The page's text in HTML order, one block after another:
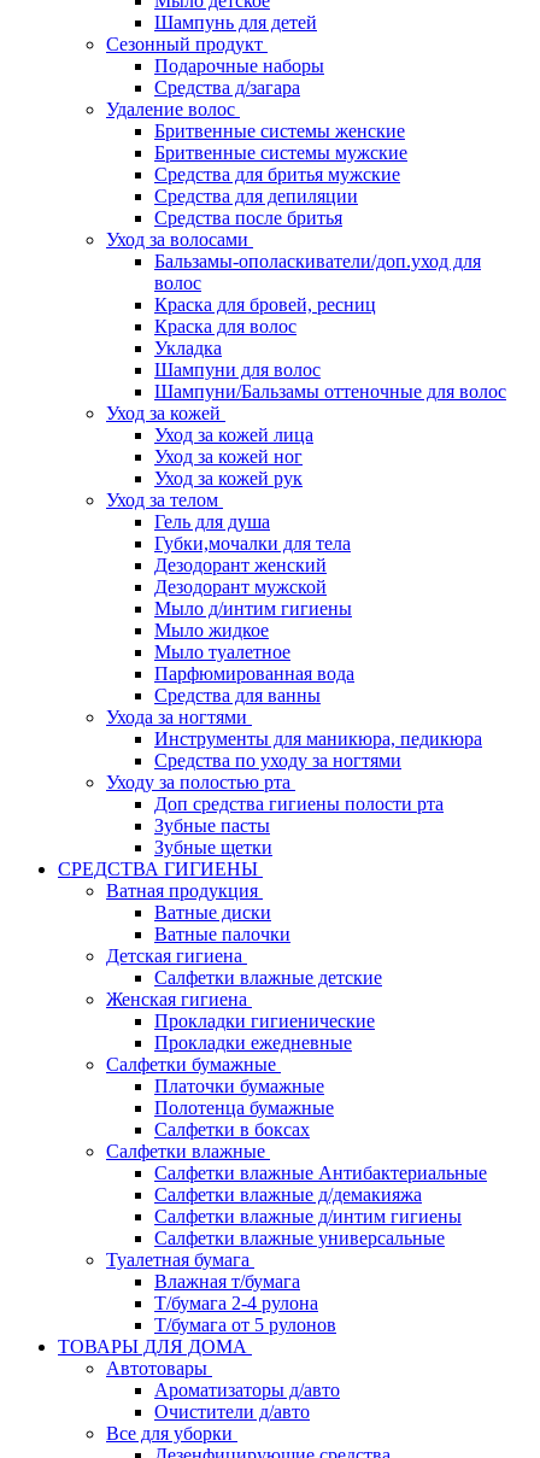
Шампунь для детей
Сезонный продукт
Подарочные наборы
Средства д/загара
Удаление волос
Бритвенные системы женские
Бритвенные системы мужские
Средства для бритья мужские
Средства для депиляции
Средства после бритья
Уход за волосами
Бальзамы-ополаскиватели/доп.уход для
волос
Краска для бровей, ресниц
Краска для волос
Укладка
Шампуни для волос
Шампуни/Бальзамы оттеночные для волос
Уход за кожей
Уход за кожей лица
Уход за кожей ног
Уход за кожей рук
Уход за телом
Гель для душа
Губки,мочалки для тела
Дезодорант женский
Дезодорант мужской
Мыло д/интим гигиены
Мыло жидкое
Мыло туалетное
Парфюмированная вода
Средства для ванны
Ухода за ногтями
Инструменты для маникюра, педикюра
Средства по уходу за ногтями
Уходу за полостью рта
Доп средства гигиены полости рта
Зубные пасты
Зубные щетки
СРЕДСТВА ГИГИЕНЫ
Ватная продукция
Ватные диски
Ватные палочки
Детская гигиена
Салфетки влажные детские
Женская гигиена
Прокладки гигиенические
Прокладки ежедневные
Салфетки бумажные
Платочки бумажные
Полотенца бумажные
Салфетки в боксах
Салфетки влажные
Салфетки влажные Антибактериальные
Салфетки влажные д/демакияжа
Салфетки влажные д/интим гигиены
Салфетки влажные универсальные
Туалетная бумага
Влажная т/бумага
Т/бумага 2-4 рулона
Т/бумага от 5 рулонов
ТОВАРЫ ДЛЯ ДОМА
Автотовары
Ароматизаторы д/авто
Очистители д/авто
Все для уборки